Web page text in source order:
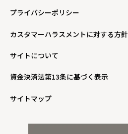
プライバシーポリシー
カスタマーハラスメントに対する方針
サイトについて
資金決済法第13条に基づく表示
サイトマップ